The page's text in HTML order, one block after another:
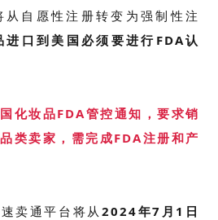
自愿性注册转变为强制性注
进口到美国必须要进行FDA认
化妆品FDA管控通知，要求销
类卖家，需完成FDA注册和产
卖通平台将从 2024年7月1日